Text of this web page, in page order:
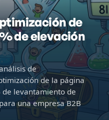
de
de elevación
de
de la página
levantamiento de
una empresa B2B